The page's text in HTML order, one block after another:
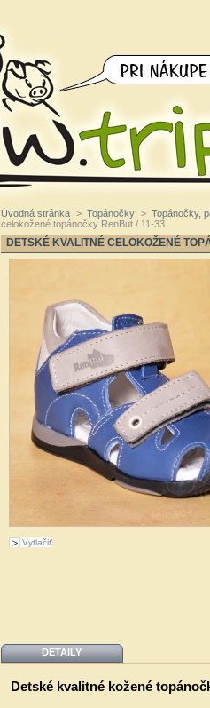
Úvodná stránka > Topánočky > Topánočky,
celokožené topánočky RenBut / 11-33
DETSKÉ KVALITNÉ CELOKOŽENÉ
Vytlačiť
DETAILY
Detské kvalitné kožené